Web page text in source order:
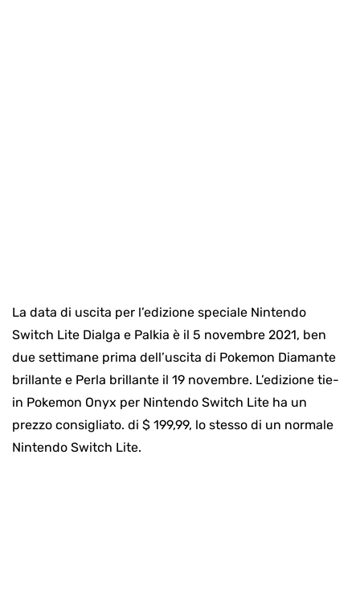
La data di uscita per l’edizione speciale Nintendo
Switch Lite Dialga e Palkia è il 5 novembre 2021, ben
due settimane prima dell’uscita di Pokemon Diamante
brillante e Perla brillante il 19 novembre. L’edizione tie-
in Pokemon Onyx per Nintendo Switch Lite ha un
prezzo consigliato. di $ 199,99, lo stesso di un normale
Nintendo Switch Lite.